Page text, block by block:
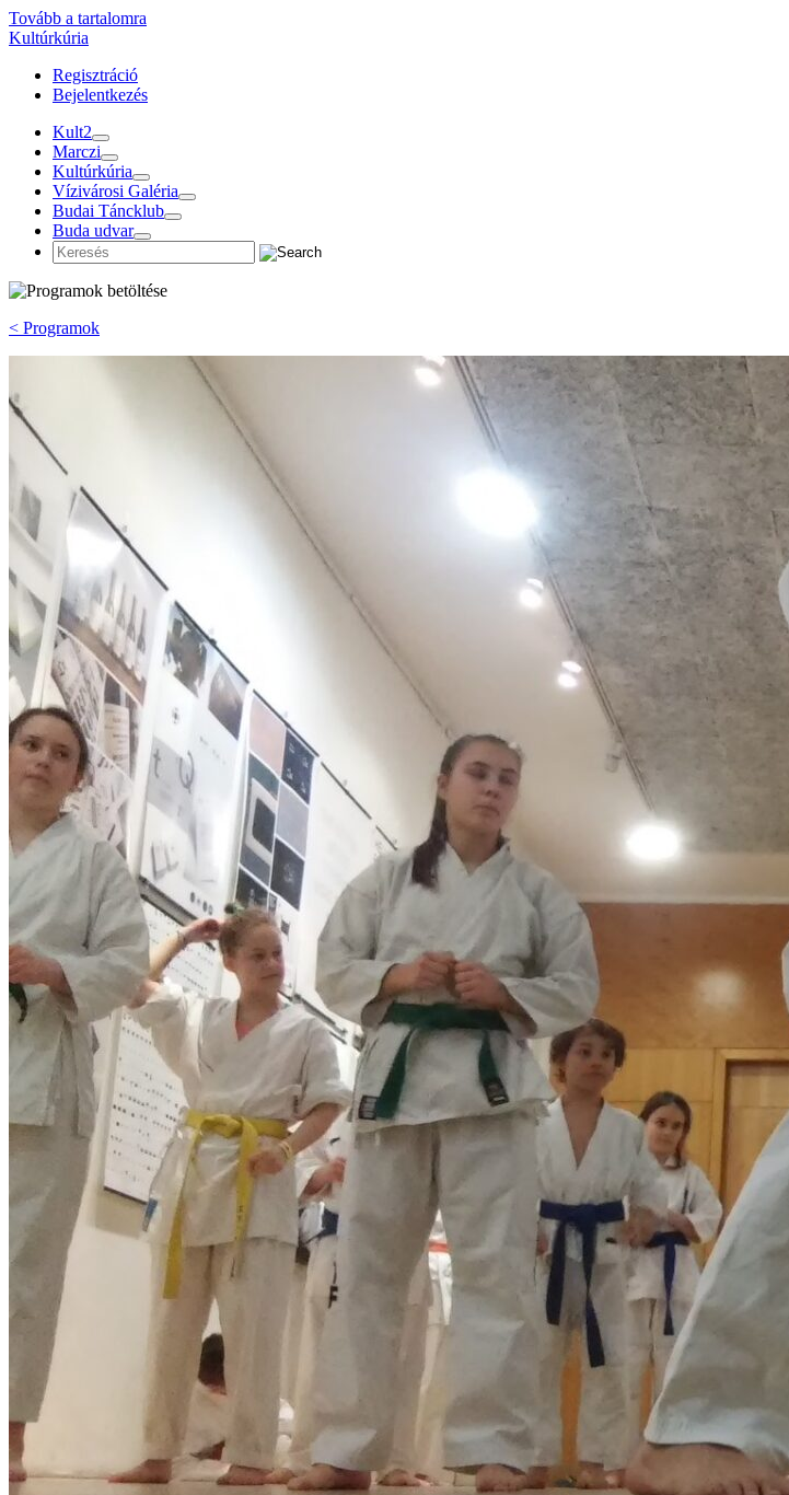
Tovább a tartalomra
Kultúrkúria
Regisztráció
Bejelentkezés
Kult2
Marczi
Kultúrkúria
Vízivárosi Galéria
Budai Táncklub
Buda udvar
< Programok